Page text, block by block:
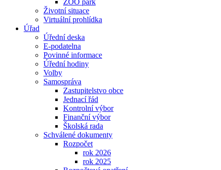
ZOO park
Životní situace
Virtuální prohlídka
Úřad
Úřední deska
E-podatelna
Povinné informace
Úřední hodiny
Volby
Samospráva
Zastupitelstvo obce
Jednací řád
Kontrolní výbor
Finanční výbor
Školská rada
Schválené dokumenty
Rozpočet
rok 2026
rok 2025